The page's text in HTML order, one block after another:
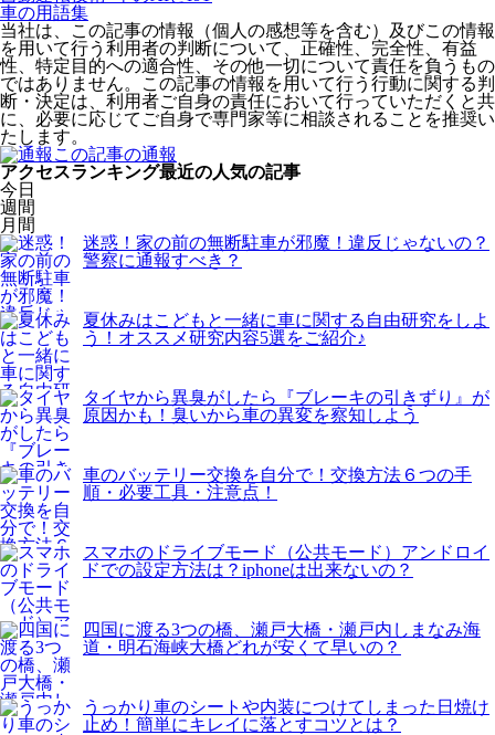
車の用語集
当社は、この記事の情報（個人の感想等を含む）及びこの情報
を用いて行う利用者の判断について、正確性、完全性、有益
性、特定目的への適合性、その他一切について責任を負うもの
ではありません。この記事の情報を用いて行う行動に関する判
断・決定は、利用者ご自身の責任において行っていただくと共
に、必要に応じてご自身で専門家等に相談されることを推奨い
たします。
この記事の通報
アクセスランキング最近の人気の記事
今日
週間
月間
迷惑！家の前の無断駐車が邪魔！違反じゃないの？
警察に通報すべき？
夏休みはこどもと一緒に車に関する自由研究をしよ
う！オススメ研究内容5選をご紹介♪
タイヤから異臭がしたら『ブレーキの引きずり』が
原因かも！臭いから車の異変を察知しよう
車のバッテリー交換を自分で！交換方法６つの手
順・必要工具・注意点！
スマホのドライブモード（公共モード）アンドロイ
ドでの設定方法は？iphoneは出来ないの？
四国に渡る3つの橋、瀬戸大橋・瀬戸内しまなみ海
道・明石海峡大橋どれが安くて早いの？
うっかり車のシートや内装につけてしまった日焼け
止め！簡単にキレイに落とすコツとは？